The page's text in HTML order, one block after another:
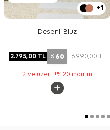
+1
Desenli Bluz
2.795,00TL %60 6.990,00TL
2 ve üzeri +% 20 indirim